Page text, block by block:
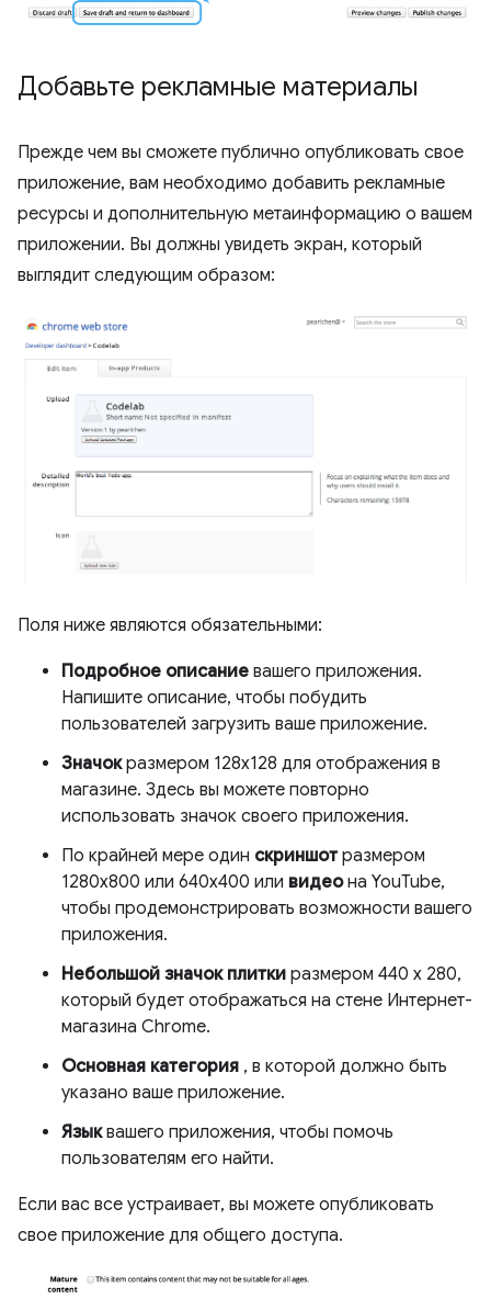
Добавьте рекламные материалы
Прежде чем вы сможете публично опубликовать свое
приложение, вам необходимо добавить рекламные
ресурсы и дополнительную метаинформацию о вашем
приложении. Вы должны увидеть экран, который
выглядит следующим образом:
Поля ниже являются обязательными:
Подробное описание вашего приложения.
Напишите описание, чтобы побудить
пользователей загрузить ваше приложение.
Значокразмером 128x128 для отображения в
магазине. Здесь вы можете повторно
использовать значок своего приложения.
По крайней мере один скриншотразмером
1280x800 или 640x400 или видеона YouTube,
чтобы продемонстрировать возможности вашего
приложения.
Небольшой значок плитки размером 440 x 280,
который будет отображаться на стене Интернет-
магазина Chrome.
Основная категория , в которой должно быть
указано ваше приложение.
Языквашего приложения, чтобы помочь
пользователям его найти.
Если вас все устраивает, вы можете опубликовать
свое приложение для общего доступа.